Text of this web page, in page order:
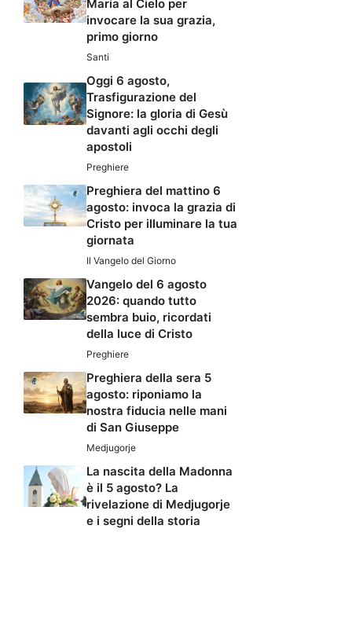
Maria al Cielo per
invocare la sua grazia,
primo giorno
Santi
Oggi 6 agosto,
Trasfigurazione del
Signore: la gloria di Gesù
davanti agli occhi degli
apostoli
Preghiere
Preghiera del mattino 6
agosto: invoca la grazia di
Cristo per illuminare la tua
giornata
Il Vangelo del Giorno
Vangelo del 6 agosto
2026: quando tutto
sembra buio, ricordati
della luce di Cristo
Preghiere
Preghiera della sera 5
agosto: riponiamo la
nostra fiducia nelle mani
di San Giuseppe
Medjugorje
La nascita della Madonna
è il 5 agosto? La
rivelazione di Medjugorje
e i segni della storia